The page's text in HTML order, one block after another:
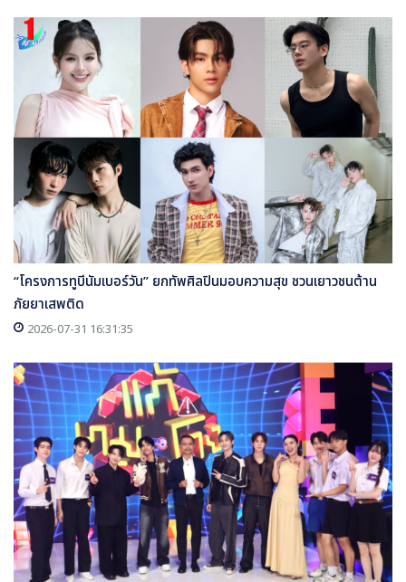
“โครงการทูบีนัมเบอร์วัน” ยกทัพศิลปินมอบความสุข ชวนเยาวชนต้าน
ภัยยาเสพติด
2026-07-31 16:31:35